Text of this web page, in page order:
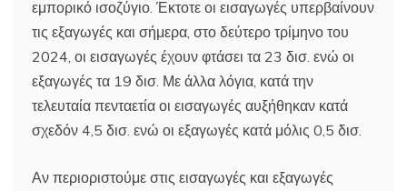
εμπορικό ισοζύγιο. Έκτοτε οι εισαγωγές υπερβαίνουν
τις εξαγωγές και σήμερα, στο δεύτερο τρίμηνο του
2024, οι εισαγωγές έχουν φτάσει τα 23 δισ. ενώ οι
εξαγωγές τα 19 δισ. Με άλλα λόγια, κατά την
τελευταία πενταετία οι εισαγωγές αυξήθηκαν κατά
σχεδόν 4,5 δισ. ενώ οι εξαγωγές κατά μόλις 0,5 δισ.
Αν περιοριστούμε στις εισαγωγές και εξαγωγές